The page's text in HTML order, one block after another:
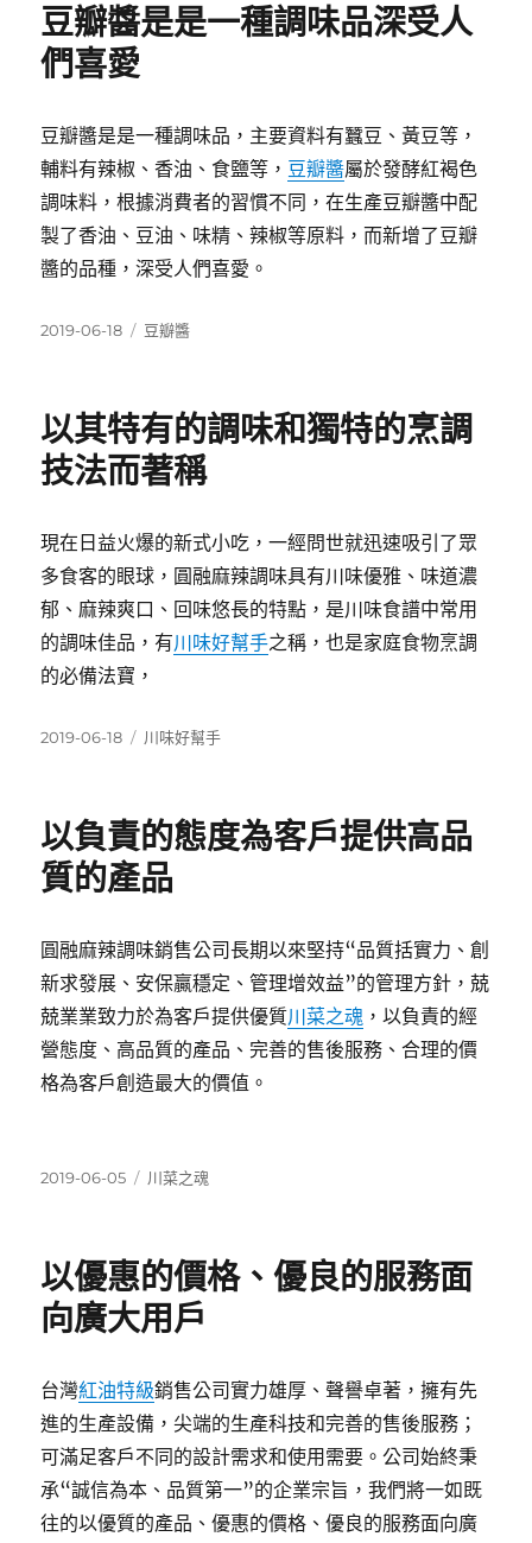
豆瓣醬是是一種調味品深受人
們喜愛
豆瓣醬是是一種調味品，主要資料有蠶豆、黃豆等，
輔料有辣椒、香油、食鹽等， 豆瓣醬屬於發酵紅褐色
調味料，根據消費者的習慣不同，在生產豆瓣醬中配
製了香油、豆油、味精、辣椒等原料，而新增了豆瓣
醬的品種，深受人們喜愛。
發
2019-06-18
分
豆瓣醬
以其特有的調味和獨特的烹調
技法而著稱
現在日益火爆的新式小吃，一經問世就迅速吸引了眾
多食客的眼球，圓融麻辣調味具有川味優雅、味道濃
郁、麻辣爽口、回味悠長的特點，是川味食譜中常用
的調味佳品，有川味好幫手之稱，也是家庭食物烹調
的必備法寶，
發
2019-06-18
分
川味好幫手
以負責的態度為客戶提供高品
質的產品
圓融麻辣調味銷售公司長期以來堅持“品質括實力、創
新求發展、安保贏穩定、管理增效益”的管理方針，兢
兢業業致力於為客戶提供優質川菜之魂 ，以負責的經
營態度、高品質的產品、完善的售後服務、合理的價
格為客戶創造最大的價值。
發
2019-06-05
分
川菜之魂
以優惠的價格、優良的服務面
向廣大用戶
台灣紅油特級銷售公司實力雄厚、聲譽卓著，擁有先
進的生產設備，尖端的生產科技和完善的售後服務；
可滿足客戶不同的設計需求和使用需要。公司始終秉
承“誠信為本、品質第一”的企業宗旨，我們將一如既
往的以優質的產品、優惠的價格、優良的服務面向廣